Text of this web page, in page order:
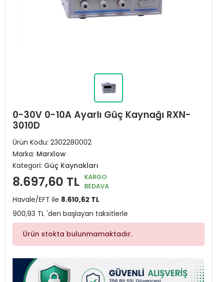
0-30V 0-10A Ayarlı Güç Kaynağı RXN-
3010D
Ürün Kodu: 2302280002
Marka: Marxlow
Kategori: Güç Kaynakları
8.697,60 TL KARGO
BEDAVA
Havale/EFT ile 8.610,62 TL
900,93 TL 'den başlayan taksitlerle
Ürün stokta bulunmamaktadır.